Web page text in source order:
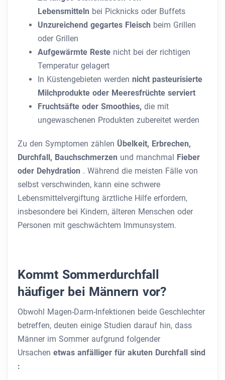
Lebensmitteln bei Picknicks oder Buffets
Unzureichend gegartes Fleisch beim Grillen
oder Grillen
Aufgewärmte Reste nicht bei der richtigen
Temperatur gelagert
In Küstengebieten werden nicht pasteurisierte
Milchprodukte oder Meeresfrüchte serviert
Fruchtsäfte oder Smoothies, die mit
ungewaschenen Produkten zubereitet werden
Zu den Symptomen zählen Übelkeit, Erbrechen,
Durchfall, Bauchschmerzen und manchmal Fieber
oder Dehydration . Während die meisten Fälle von
selbst verschwinden, kann eine schwere
Lebensmittelvergiftung ärztliche Hilfe erfordern,
insbesondere bei Kindern, älteren Menschen oder
Personen mit geschwächtem Immunsystem.
Kommt Sommerdurchfall
häufiger bei Männern vor?
Obwohl Magen-Darm-Infektionen beide Geschlechter
betreffen, deuten einige Studien darauf hin, dass
Männer im Sommer aufgrund folgender
Ursachen etwas anfälliger für akuten Durchfall sind
: